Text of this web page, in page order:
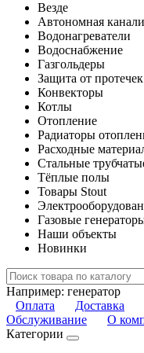
Везде
Автономная
Водонагреватели
Водоснабжение
Газгольдеры
Защита от
Конвекторы
Котлы
Отопление
Радиаторы
Расходные
Стальные
Тёплые полы
Товары Stout
Газовые
Наши объекты
Новинки
Например: генератор
Оплата
Доставка
Обслуживание
О
Категории